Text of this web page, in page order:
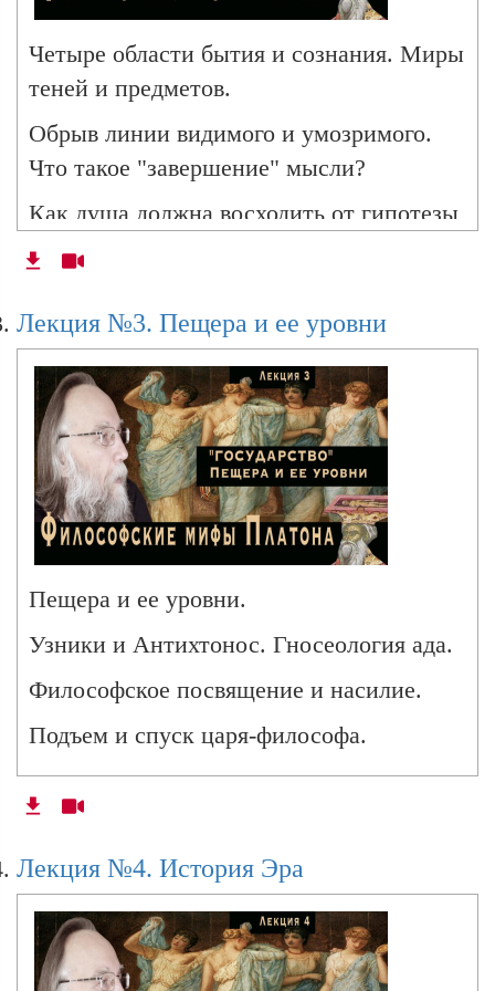
состоят из времени. Кольца бытия
психохронос. Время огня, воздуха, воды и
земли
Лекция № 17. Метафизика воинского начала.
Лекция № 18. Das weibliche Ich -1. Женщины
и философские касты у Платона
Лекция № 19. Das weibliche Ich - 2. Юлиус
Эвола: пол и прорыв к Божеству
нонэквивалентности.
Семинар 1. Платон и посмертная география
Семинар 1. Платон и посмертная география
души. (Часть 2)
Семинар 2. Политический платонизм. Часть
Четыре области бытия и сознания. Миры
теней и предметов.
Обрыв линии видимого и умозримого.
Что такое "завершение" мысли?
Как душа должна восходить от гипотезы
к анапотезе.
Лекция №3. Пещера и ее уровни
Пещера и ее уровни.
Узники и Антихтонос. Гносеология ада.
Философское посвящение и насилие.
Подъем и спуск царя-философа.
Лекция №4. История Эра